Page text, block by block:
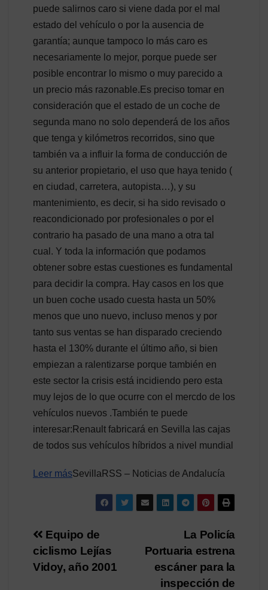
puede salirnos caro si viene dada por el mal
estado del vehículo o por la ausencia de
garantía; aunque tampoco lo más caro es
necesariamente lo mejor, porque puede ser
posible encontrar lo mismo o muy parecido a
un precio más razonable.Es preciso tomar en
consideración que el estado de un coche de
segunda mano no solo dependerá de los años
que tenga y kilómetros recorridos, sino que
también va a influir la forma de conducción de
su anterior propietario, el uso que haya tenido (
en ciudad, carretera, autopista…), y su
mantenimiento, es decir, si ha sido revisado o
reacondicionado por profesionales o por el
contrario ha pasado de una mano a otra tal
cual. Y toda la información que podamos
obtener sobre estas cuestiones es fundamental
para decidir la compra. Hay casos en los que
un buen coche usado cuesta hasta un 50%
menos que uno nuevo, incluso menos y por
tanto sus ventas se han disparado creciendo
hasta el 130% durante el último año, si bien
empiezan a ralentizarse porque también en
este sector la crisis está incidiendo pero esta
muy lejos de lo que ocurre con el mercdo de los
vehículos nuevos .También te puede
interesar:Renault fabricará en Sevilla las cajas
de todos sus vehículos híbridos a nivel mundial
Leer másSevillaRSS – Noticias de Andalucía
Navegación
de
La Policía
Portuaria estrena
escáner para la
inspección de
Equipo de
ciclismo Lejías
Vidoy, año 2001